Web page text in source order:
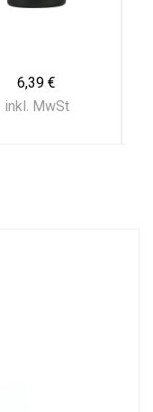
6,39 €
inkl. MwSt